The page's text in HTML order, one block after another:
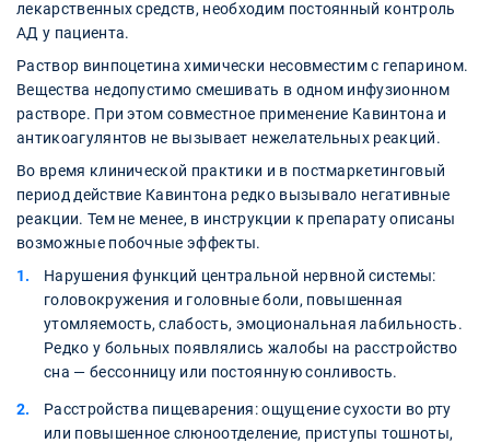
лекарственных средств, необходим постоянный контроль
АД у пациента.
Раствор винпоцетина химически несовместим с гепарином.
Вещества недопустимо смешивать в одном инфузионном
растворе. При этом совместное применение Кавинтона и
антикоагулянтов не вызывает нежелательных реакций.
Во время клинической практики и в постмаркетинговый
период действие Кавинтона редко вызывало негативные
реакции. Тем не менее, в инструкции к препарату описаны
возможные побочные эффекты.
Нарушения функций центральной нервной системы:
головокружения и головные боли, повышенная
утомляемость, слабость, эмоциональная лабильность.
Редко у больных появлялись жалобы на расстройство
сна — бессонницу или постоянную сонливость.
Расстройства пищеварения: ощущение сухости во рту
или повышенное слюноотделение, приступы тошноты,